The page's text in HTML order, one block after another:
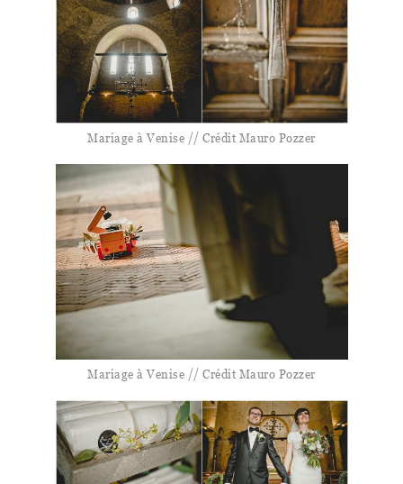
Mariage à Venise // Crédit Mauro Pozzer
Mariage à Venise // Crédit Mauro Pozzer